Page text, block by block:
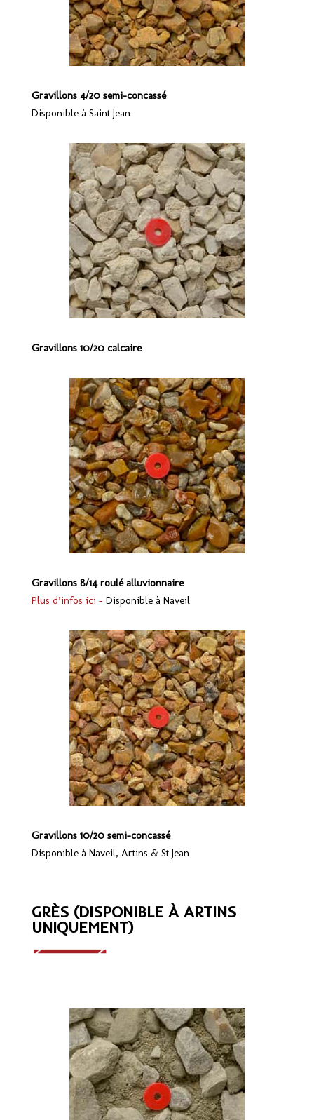
Gravillons 4/20 semi-concassé
Disponible à Saint Jean
Gravillons 10/20 calcaire
Gravillons 8/14 roulé alluvionnaire
Plus d’infos ici – Disponible à Naveil
Gravillons 10/20 semi-concassé
Disponible à Naveil, Artins & St Jean
GRÈS (DISPONIBLE À ARTINS
UNIQUEMENT)